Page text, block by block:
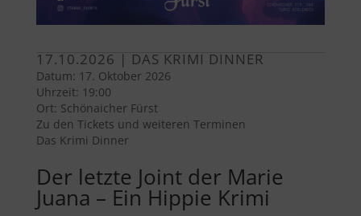
17.10.2026 | DAS KRIMI DINNER
Datum: 17. Oktober 2026
Uhrzeit: 19:00
Ort: Schönaicher Fürst
Zu den Tickets und weiteren Terminen
Das Krimi Dinner
Der letzte Joint der Marie
Juana – Ein Hippie Krimi